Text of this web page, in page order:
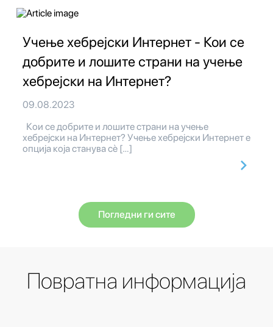
Учење хебрејски Интернет - Кои се
добрите и лошите страни на учење
хебрејски на Интернет?
09.08.2023
Кои се добрите и лошите страни на учење
хебрејски на Интернет? Учење хебрејски Интернет е
опција која станува сè […]
Погледни ги сите
Повратна информација